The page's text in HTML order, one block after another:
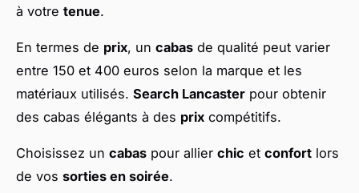
à votre tenue.
En termes de prix, un cabas de qualité peut varier
entre 150 et 400 euros selon la marque et les
matériaux utilisés. Search Lancaster pour obtenir
des cabas élégants à des prix compétitifs.
Choisissez un cabas pour allier chic et confort lors
de vos sorties en soirée.